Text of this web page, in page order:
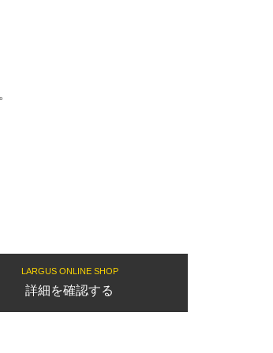
LARGUS ONLINE SHOP
詳細を確認する